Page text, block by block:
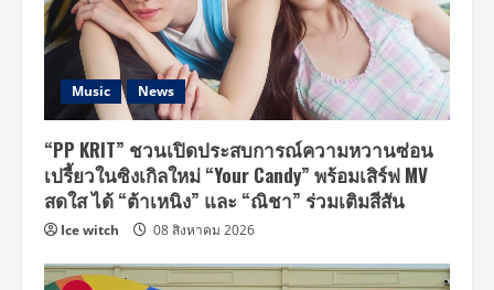
Music News
“PP KRIT” ชวนเปิดประสบการณ์ความหวานซ่อน
เปรี้ยวในซิงเกิลใหม่ “Your Candy” พร้อมเสิร์ฟ MV
สดใส ได้ “ต้าเหนิง” และ “ณิชา” ร่วมเติมสีสัน
Ice witch 08 สิงหาคม 2026